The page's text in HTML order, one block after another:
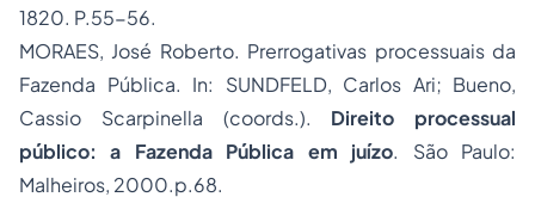
1820. P.55-56.
MORAES, José Roberto. Prerrogativas processuais da
Fazenda Pública. In: SUNDFELD, Carlos Ari; Bueno,
Cassio Scarpinella (coords.). Direito processual
público: a Fazenda Pública em juízo. São Paulo:
Malheiros, 2000.p.68.